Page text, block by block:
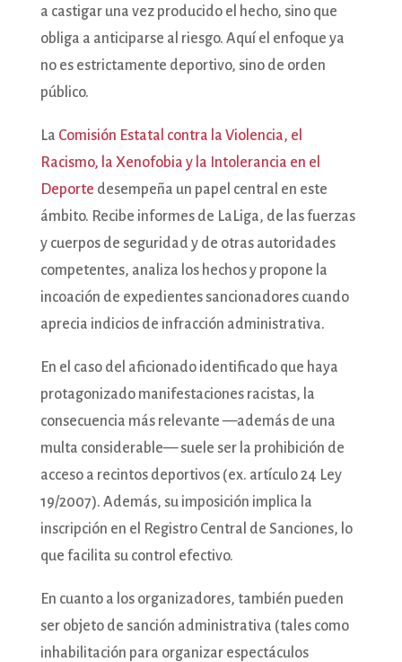
a castigar una vez producido el hecho, sino que
obliga a anticiparse al riesgo. Aquí el enfoque ya
no es estrictamente deportivo, sino de orden
público.
La Comisión Estatal contra la Violencia, el
Racismo, la Xenofobia y la Intolerancia en el
Deporte desempeña un papel central en este
ámbito. Recibe informes de LaLiga, de las fuerzas
y cuerpos de seguridad y de otras autoridades
competentes, analiza los hechos y propone la
incoación de expedientes sancionadores cuando
aprecia indicios de infracción administrativa.
En el caso del aficionado identificado que haya
protagonizado manifestaciones racistas, la
consecuencia más relevante —además de una
multa considerable— suele ser la prohibición de
acceso a recintos deportivos (ex. artículo 24 Ley
19/2007). Además, su imposición implica la
inscripción en el Registro Central de Sanciones, lo
que facilita su control efectivo.
En cuanto a los organizadores, también pueden
ser objeto de sanción administrativa (tales como
inhabilitación para organizar espectáculos